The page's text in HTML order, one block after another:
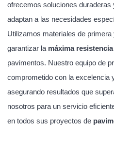
ofrecemos soluciones duraderas
adaptan a las necesidades
Utilizamos materiales de
garantizar la máxima
pavimentos. Nuestro equipo de
comprometido con la excelencia
asegurando resultados que
nosotros para un servicio
en todos sus proyectos de